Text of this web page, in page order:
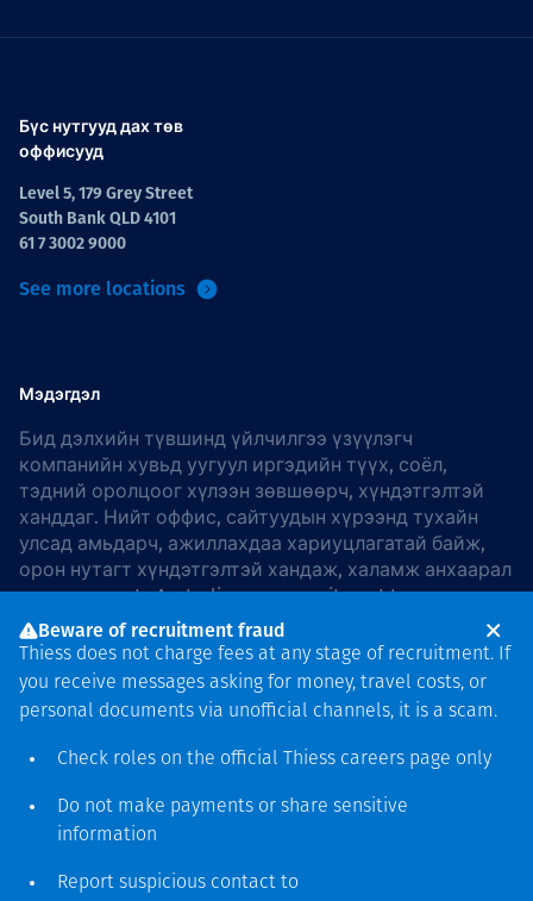
карьерын хөгжил
Contact
Мэдээ, мэдээлэл
Бүс нутгууд дах төв
оффисууд
Level 5, 179 Grey Street
South Bank QLD 4101
61 7 3002 9000
See more locations
Мэдэгдэл
Бид дэлхийн түвшинд үйлчилгээ үзүүлэгч
компанийн хувьд уугуул иргэдийн түүх, соёл,
тэдний оролцоог хүлээн зөвшөөрч, хүндэтгэлтэй
ханддаг. Нийт оффис, сайтуудын хүрээнд тухайн
улсад амьдарч, ажиллахдаа хариуцлагатай байж,
орон нутагт хүндэтгэлтэй хандаж, халамж анхаарал
хандуулдаг. In Australia, our commitment to
reconciliation is guided by theThiess Group
Reconciliation Action Plan 2026–2028.
хамгаалагдсан © 2026 Thiess.
Bigfish компани дизайныг
Beware of recruitment fraud
Thiess does not charge fees at any stage of recruitment. If
you receive messages asking for money, travel costs, or
personal documents via unofficial channels, it is a scam.
Check roles on the official Thiess careers page only
Do not make payments or share sensitive
information
Report suspicious contact to